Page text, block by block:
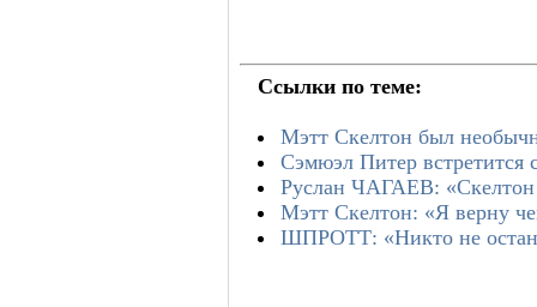
Ссылки по теме:
Мэтт Скелтон был
Сэмюэл Питер
Руслан ЧАГАЕВ: «Скелтон
Мэтт Скелтон: «Я верну
ШПРОТТ: «Никто не